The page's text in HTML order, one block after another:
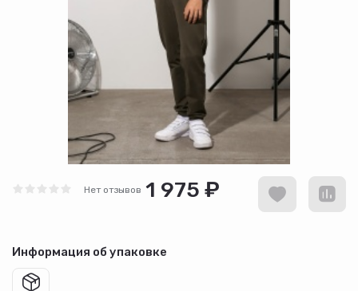
Нет отзывов 1 975 ₽
Информация об упаковке